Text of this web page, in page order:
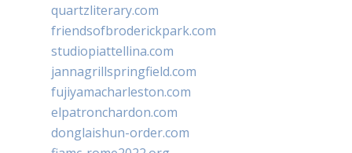
quartzliterary.com
friendsofbroderickpark.com
studiopiattellina.com
jannagrillspringfield.com
fujiyamacharleston.com
elpatronchardon.com
donglaishun-order.com